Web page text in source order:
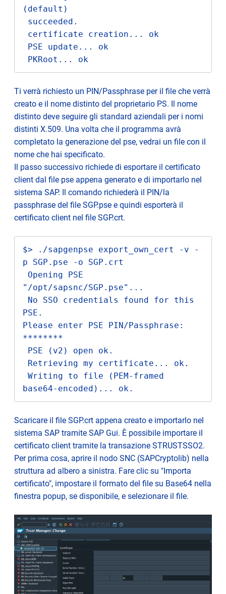
(default)
PKRoot... ok
Ti verrà richiesto un PIN/Passphrase per il file che verrà
creato e il nome distinto del proprietario PS. Il nome
distinto deve seguire gli standard aziendali per i nomi
distinti X.509. Una volta che il programma avrà
completato la generazione del pse, vedrai un file con il
nome che hai specificato.
Il passo successivo richiede di esportare il certificato
client dal file pse appena generato e di importarlo nel
sistema SAP. Il comando richiederà il PIN/la
passphrase del file SGP.pse e quindi esporterà il
certificato client nel file SGP.crt.
$> ./sapgenpse export_own_cert -v -
p SGP.pse -o SGP.crt
"/opt/sapsnc/SGP.pse"...
PSE.
Please enter PSE PIN/Passphrase:
********
base64-encoded)... ok.
Scaricare il file SGP.crt appena creato e importarlo nel
sistema SAP tramite SAP Gui. È possibile importare il
certificato client tramite la transazione STRUSTSSO2.
Per prima cosa, aprire il nodo SNC (SAPCryptolib) nella
struttura ad albero a sinistra. Fare clic su "Importa
certificato", impostare il formato del file su Base64 nella
finestra popup, se disponibile, e selezionare il file.